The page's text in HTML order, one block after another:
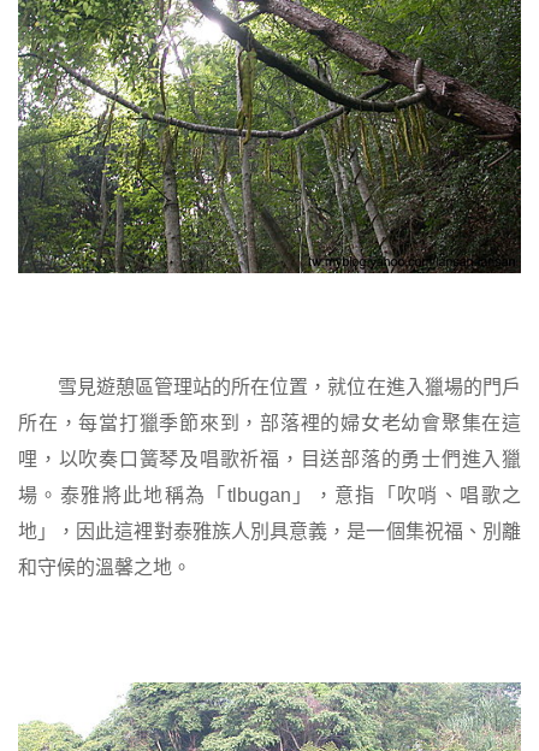
雪見遊憩區管理站的所在位置，就位在進入獵場的門戶
所在，每當打獵季節來到，部落裡的婦女老幼會聚集在這
哩，以吹奏口簧琴及唱歌祈福，目送部落的勇士們進入獵
場。泰雅將此地稱為「 tlbugan 」，意指「吹哨、唱歌之
地」，因此這裡對泰雅族人別具意義，是一個集祝福、別離
和守候的溫馨之地。